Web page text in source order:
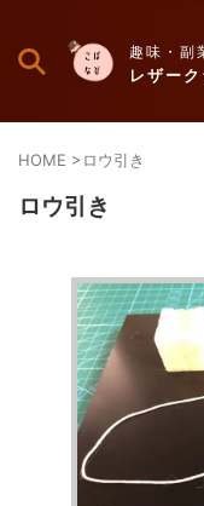
趣味・副
レザー
HOME >ロウ引き
ロウ引き